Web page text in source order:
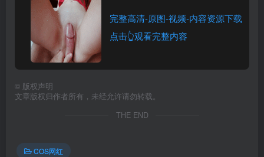
完整高清-原图-视频-内容资源下载
点击👆观看完整内容
© 版权声明
文章版权归作者所有，未经允许请勿转载。
THE END
COS网红